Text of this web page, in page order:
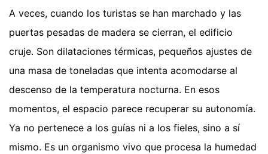
A veces, cuando los turistas se han marchado y las
puertas pesadas de madera se cierran, el edificio
cruje. Son dilataciones térmicas, pequeños ajustes de
una masa de toneladas que intenta acomodarse al
descenso de la temperatura nocturna. En esos
momentos, el espacio parece recuperar su autonomía.
Ya no pertenece a los guías ni a los fieles, sino a sí
mismo. Es un organismo vivo que procesa la humedad